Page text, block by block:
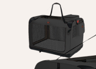
ВЛАСНЕ